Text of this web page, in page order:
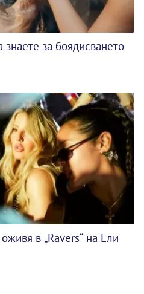
знаете за боядисването
в „Ravers“ на Ели